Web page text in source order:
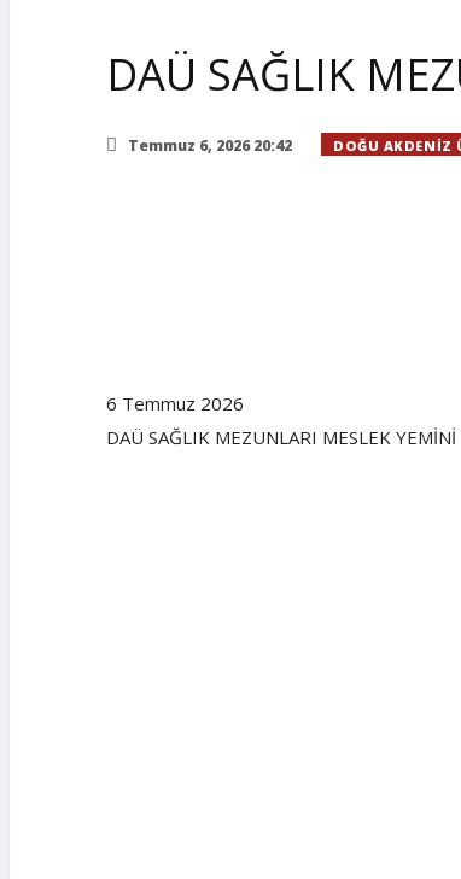
DAÜ SAĞLIK
Temmuz 6, 2026 20:42 DOĞU AKDENIZ
6 Temmuz 2026
DAÜ SAĞLIK MEZUNLARI MESLEK